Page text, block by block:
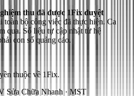
thu đã được 1Fix duyệt
bộ công việc đã thực hiện. Ca
qua. Số liệu tự cập nhật từ hệ
con số quảng cáo.
thuộc về 1Fix.
Chữa Nhanh · MST